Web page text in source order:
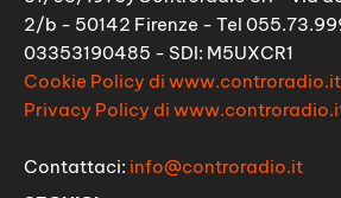
2/b - 50142 Firenze - Tel
03353190485 - SDI: M5UXCR1
Cookie Policy di www.controradio.it
Privacy Policy di
Contattaci: info@controradio.it